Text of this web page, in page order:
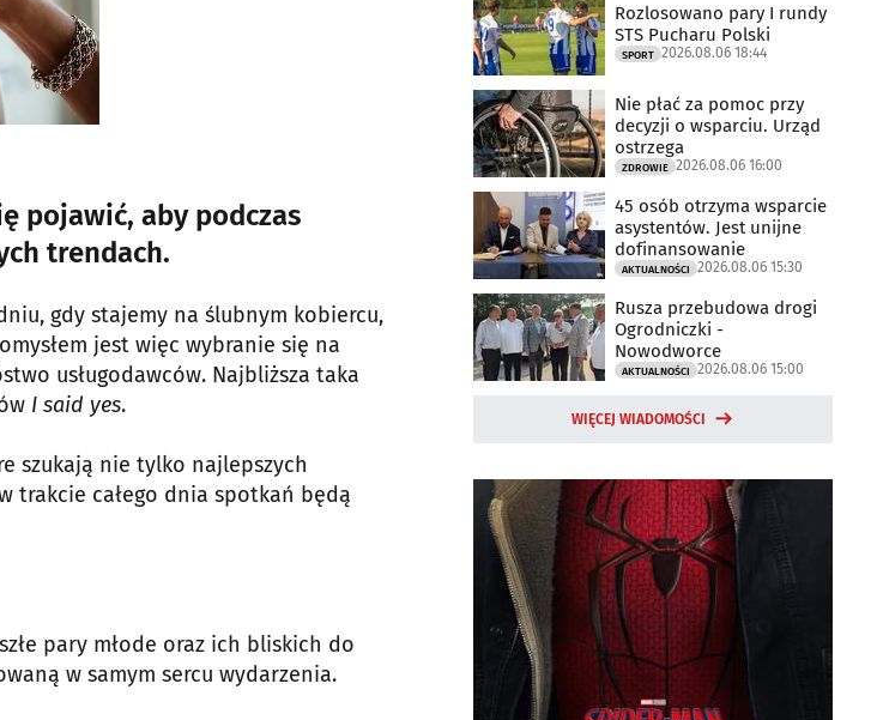
pojawić, aby podczas
trendach.
gdy stajemy na ślubnym kobiercu,
jest więc wybranie się na
usługodawców. Najbliższa taka
I said yes.
szukają nie tylko najlepszych
trakcie całego dnia spotkań będą
pary młode oraz ich bliskich do
w samym sercu wydarzenia.
Rozlosowano pary I rundy
STS Pucharu Polski
SPORT 2026.08.06 18:44
Nie płać za pomoc przy
decyzji o wsparciu. Urząd
ostrzega
ZDROWIE 2026.08.06 16:00
45 osób otrzyma wsparcie
asystentów. Jest unijne
dofinansowanie
AKTUALNOŚCI 2026.08.06 15:30
Rusza przebudowa drogi
Ogrodniczki -
Nowodworce
AKTUALNOŚCI 2026.08.06 15:00
WIĘCEJ WIADOMOŚCI